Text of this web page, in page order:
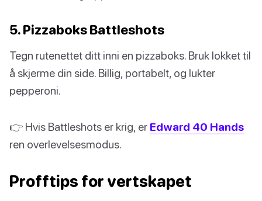
5. Pizzaboks Battleshots
Tegn rutenettet ditt inni en pizzaboks. Bruk lokket til
å skjerme din side. Billig, portabelt, og lukter
pepperoni.
👉 Hvis Battleshots er krig, er Edward 40 Hands
ren overlevelsesmodus.
Profftips for vertskapet